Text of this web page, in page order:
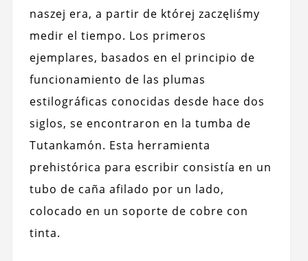
naszej era, a partir de której zaczęliśmy
medir el tiempo. Los primeros
ejemplares, basados en el principio de
funcionamiento de las plumas
estilográficas conocidas desde hace dos
siglos, se encontraron en la tumba de
Tutankamón. Esta herramienta
prehistórica para escribir consistía en un
tubo de caña afilado por un lado,
colocado en un soporte de cobre con
tinta.